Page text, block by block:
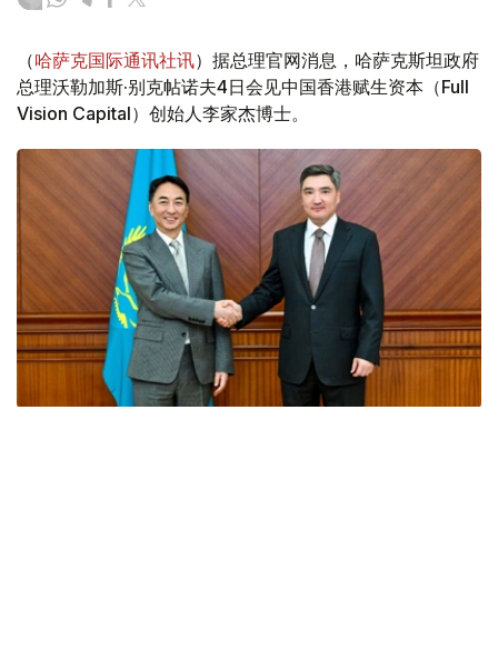
（哈萨克国际通讯社讯）据总理官网消息，哈萨克斯坦政府
总理沃勒加斯·别克帖诺夫4日会见中国香港赋生资本（Full
Vision Capital）创始人李家杰博士。